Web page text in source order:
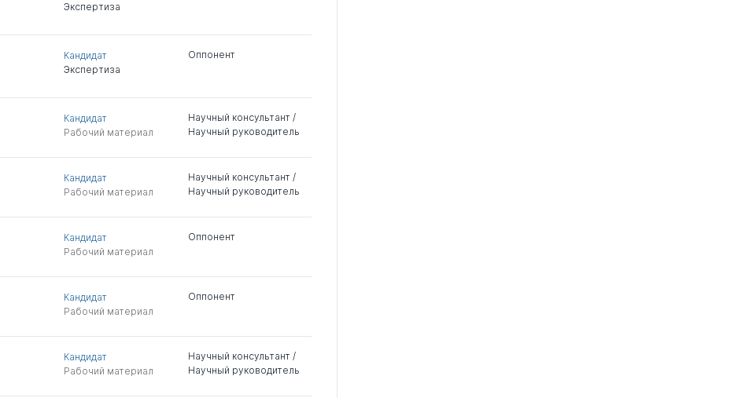
Экспертиза
Кандидат
Экспертиза
Оппонент
Кандидат
Рабочий материал
Научный консультант /
Научный руководитель
Кандидат
Рабочий материал
Научный консультант /
Научный руководитель
Кандидат
Рабочий материал
Оппонент
Кандидат
Рабочий материал
Оппонент
Кандидат
Рабочий материал
Научный консультант /
Научный руководитель